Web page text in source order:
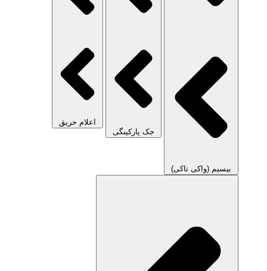
بیسیم (واکی تاکی)
جک پارکینگی
اعلام حریق